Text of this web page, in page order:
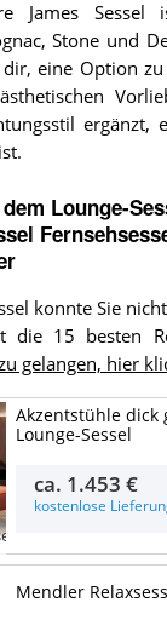
James
Stone und
eine Option
ergänzt,
dem Lounge-
konnte Sie
die 15 besten
gelangen, hier
Akzentstühle dick
Lounge-Sessel
ca. 1.453 €
kostenlose
Mendler